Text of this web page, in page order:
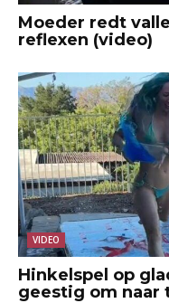
Moeder redt
reflexen (video)
VIDEO
Hinkelspel op
geestig om naar